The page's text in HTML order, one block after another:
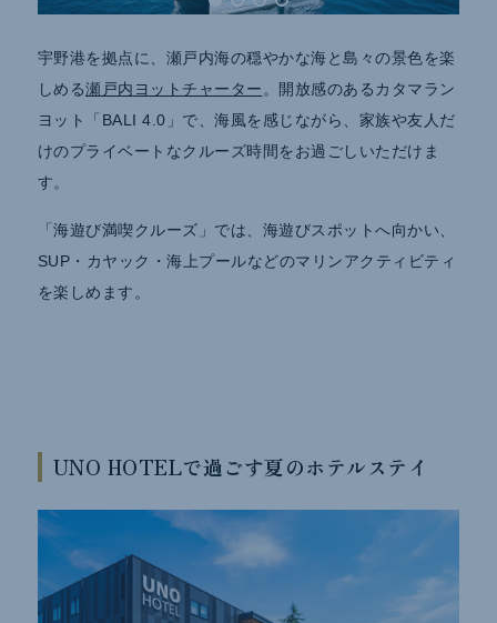
宇野港を拠点に、瀬戸内海の穏やかな海と島々の景色を楽
しめる瀬戸内ヨットチャーター。開放感のあるカタマラン
ヨット「BALI 4.0」で、海風を感じながら、家族や友人だ
けのプライベートなクルーズ時間をお過ごしいただけま
す。
「海遊び満喫クルーズ」では、海遊びスポットへ向かい、
SUP・カヤック・海上プールなどのマリンアクティビティ
を楽しめます。
UNO HOTELで過ごす夏のホテルステイ